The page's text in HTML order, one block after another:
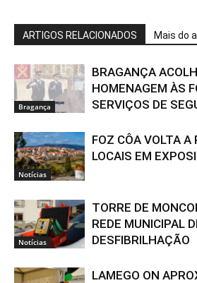
ARTIGOS RELACIONADOS Mais do
Bragança
BRAGANÇA
HOMENAGEM ÀS
SERVIÇOS DE
Notícias
FOZ CÔA VOLTA A
LOCAIS EM
Notícias
TORRE DE
REDE MUNICIPAL
DESFIBRILHAÇÃO
LAMEGO ON